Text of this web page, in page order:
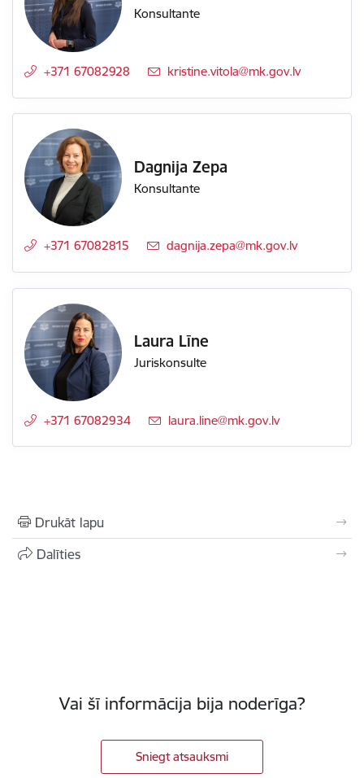
Konsultante
+371 67082928 E-pasts:
kristine.vitola@mk.gov.lv
Dagnija Zepa
Konsultante
+371 67082815 E-pasts:
dagnija.zepa@mk.gov.lv
Laura Līne
Juriskonsulte
+371 67082934 E-pasts:
laura.line@mk.gov.lv
Drukāt lapu
Dalīties
Vai šī informācija bija noderīga?
Sniegt atsauksmi